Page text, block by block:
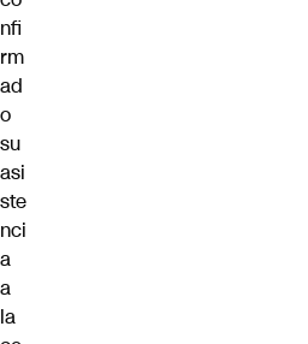
nfi
rm
ad
o
su
asi
ste
nci
a
a
la